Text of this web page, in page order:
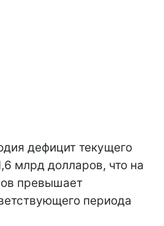
дефицит текущего
млрд долларов, что на
превышает
периода